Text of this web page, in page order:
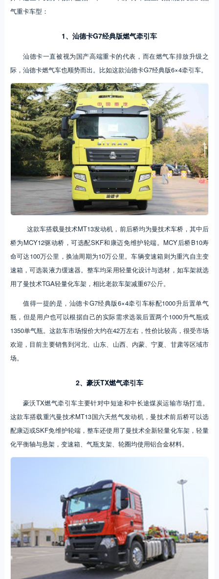
气重卡车型：
1、汕德卡G7经典版燃气牵引车
汕德卡一直被视为国产高端重卡的代表，而在燃气车排放升级之
际，汕德卡燃气车也顺势而出。比如这款汕德卡G7经典版6×4牵引车。
这款车搭载曼技术MT13发动机，前后桥均为曼技术车桥，其中后
桥为MCY12驱动桥，可选配SKF和康迈免维护轮端。MCY后桥B10寿
命可达100万公里，换油周期为10万公里。车辆变速箱则为重汽自主变
速箱，可选装液力缓速器。整车均采用轻量化设计与选材，如车架就选
用了曼技术TGA轻量化车架，相比老款车架减重67公斤。
值得一提的是，汕德卡G7经典版6×4牵引车标配1000升后置单气
瓶，但是用户也可以根据自己的实际需求选装后置两个1000升气瓶或
1350单气瓶。这款车市场报价大约在42万左右，性价比较高，很受市场
欢迎，目前主要销售到河北、山东、山西、内蒙、宁夏、甘肃等区域市
场。
2、豪沃TX燃气牵引车
豪沃TX燃气牵引车主要针对中短途和中长途煤炭运输市场打造。
这款车搭载重汽曼技术MT13国六天然气发动机，曼技术前后桥可以选
配康迈或SKF免维护轮端，整车还使用了曼技术全新轻量化车架，轻量
化平衡轴与悬架，变速箱、气瓶支架、轮圈均使用铝合金材料。